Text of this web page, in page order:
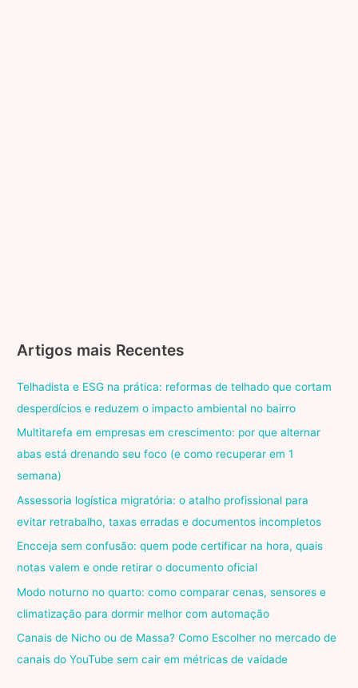
Artigos mais Recentes
Telhadista e ESG na prática: reformas de telhado que cortam
desperdícios e reduzem o impacto ambiental no bairro
Multitarefa em empresas em crescimento: por que alternar
abas está drenando seu foco (e como recuperar em 1
semana)
Assessoria logística migratória: o atalho profissional para
evitar retrabalho, taxas erradas e documentos incompletos
Encceja sem confusão: quem pode certificar na hora, quais
notas valem e onde retirar o documento oficial
Modo noturno no quarto: como comparar cenas, sensores e
climatização para dormir melhor com automação
Canais de Nicho ou de Massa? Como Escolher no mercado de
canais do YouTube sem cair em métricas de vaidade